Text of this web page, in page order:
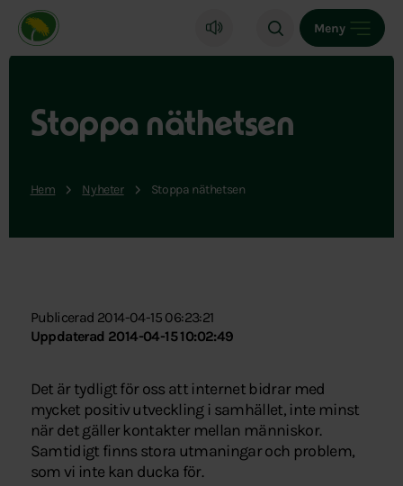
Miljöpartiet de gröna, startsida
Meny
Stoppa näthetsen
Hem Nyheter Stoppa näthetsen
Publicerad 2014-04-15 06:23:21
Uppdaterad 2014-04-15 10:02:49
Det är tydligt för oss att internet bidrar med
mycket positiv utveckling i samhället, inte minst
när det gäller kontakter mellan människor.
Samtidigt finns stora utmaningar och problem,
som vi inte kan ducka för.